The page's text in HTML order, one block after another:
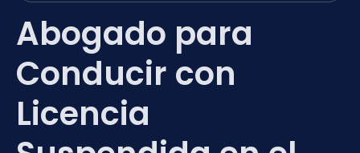
Abogado para
Conducir con
Licencia